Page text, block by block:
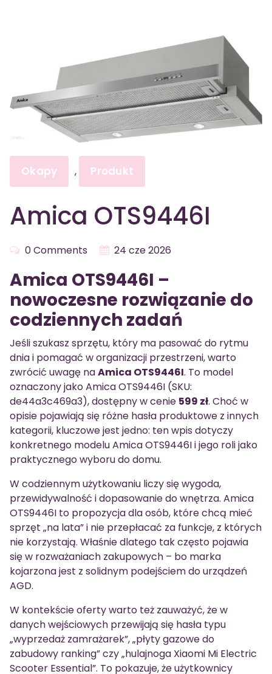
Okapy , Produkt
Amica OTS9446I
0 Comments 24 cze 2026
Amica OTS9446I –
nowoczesne rozwiązanie do
codziennych zadań
Jeśli szukasz sprzętu, który ma pasować do rytmu
dnia i pomagać w organizacji przestrzeni, warto
zwrócić uwagę naAmica OTS9446I. To model
oznaczony jako Amica OTS9446I (SKU:
de44a3c469a3), dostępny w cenie 599 zł. Choć w
opisie pojawiają się różne hasła produktowe z innych
kategorii, kluczowe jest jedno: ten wpis dotyczy
konkretnego modelu Amica OTS9446I i jego roli jako
praktycznego wyboru do domu.
W codziennym użytkowaniu liczy się wygoda,
przewidywalność i dopasowanie do wnętrza. Amica
OTS9446I to propozycja dla osób, które chcą mieć
sprzęt „na lata” i nie przepłacać za funkcje, z których
nie korzystają. Właśnie dlatego tak często pojawia
się w rozważaniach zakupowych – bo marka
kojarzona jest z solidnym podejściem do urządzeń
AGD.
W kontekście oferty warto też zauważyć, że w
danych wejściowych przewijają się hasła typu
„wyprzedaż zamrażarek”, „płyty gazowe do
zabudowy ranking” czy „hulajnoga Xiaomi Mi Electric
Scooter Essential”. To pokazuje, że użytkownicy